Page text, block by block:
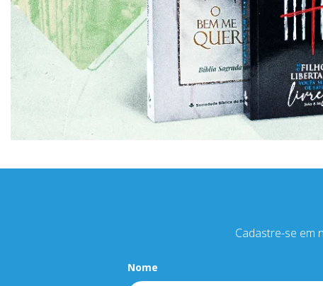
Cadastre-se em
Nome